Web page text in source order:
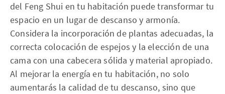
del Feng Shui en tu habitación puede transformar tu
espacio en un lugar de descanso y armonía.
Considera la incorporación de plantas adecuadas, la
correcta colocación de espejos y la elección de una
cama con una cabecera sólida y material apropiado.
Al mejorar la energía en tu habitación, no solo
aumentarás la calidad de tu descanso, sino que